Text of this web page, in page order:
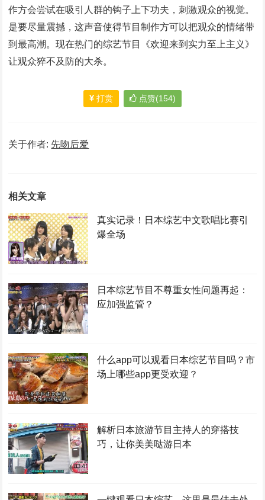
作方会尝试在吸引人群的钩子上下功夫，刺激观众的视觉。
是要尽量震撼，这声音使得节目制作方可以把观众的情绪带
到最高潮。现在热门的综艺节目《欢迎来到实力至上主义》
让观众猝不及防的大杀。
打赏 点赞(154)
关于作者: 先吻后爱
相关文章
真实记录！日本综艺中文歌唱比赛引
爆全场
日本综艺节目不尊重女性问题再起：
应加强监管？
什么app可以观看日本综艺节目吗？市
场上哪些app更受欢迎？
解析日本旅游节目主持人的穿搭技
巧，让你美美哒游日本